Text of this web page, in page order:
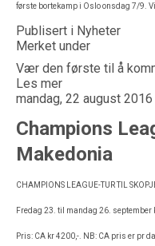
første bortekamp i Oslo onsdag 7/9.
Publisert i Nyheter
Merket under
Vær den første til å
Les mer
mandag, 22 august
Champions
Makedonia
CHAMPIONS LEAGUE-TUR TIL
Fredag 23. til mandag 26.
Pris: CA kr 4200,-. NB: CA pris er pr